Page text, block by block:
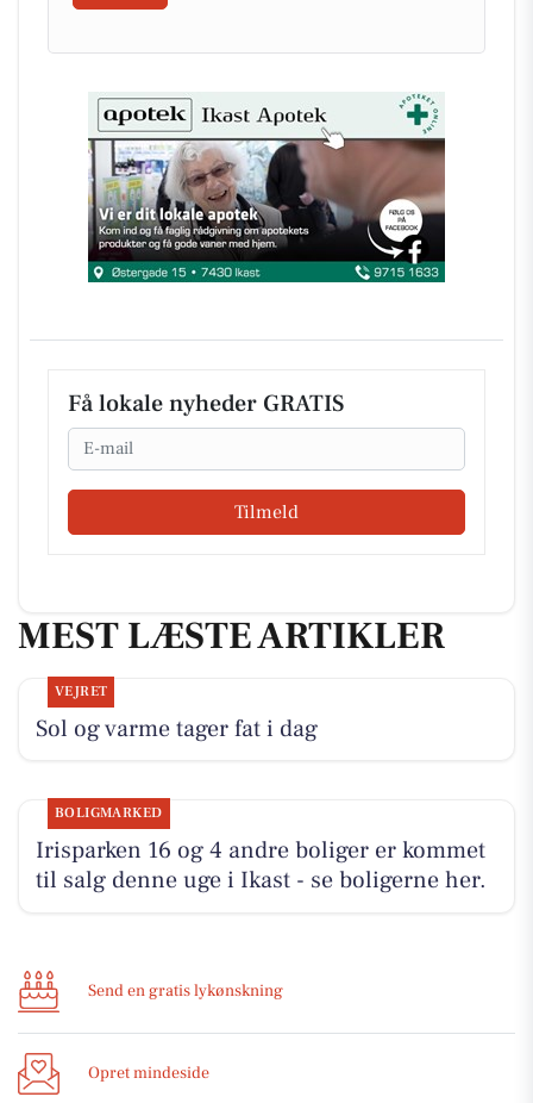
Få lokale nyheder GRATIS
Email
Tilmeld
MEST LÆSTE ARTIKLER
VEJRET
Sol og varme tager fat i dag
BOLIGMARKED
Irisparken 16 og 4 andre boliger er kommet
til salg denne uge i Ikast - se boligerne her.
Send en gratis lykønskning
Opret mindeside